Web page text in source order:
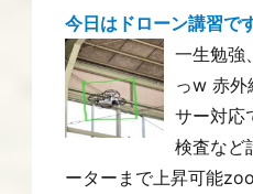
今日はドローン講習で
一生勉強
っw 赤外
サー対応
検査など
ーターまで上昇可能